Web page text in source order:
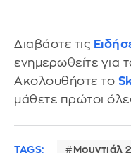
Διαβάστε τις
ενημερωθείτε για
Ακολουθήστε το
μάθετε πρώτοι
TAGS: Μουντιάλ